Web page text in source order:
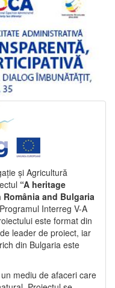
și Agricultură
“A heritage
and Bulgaria
Interreg V-A
este format din
leader de proiect, iar
din Bulgaria este
mediu de afaceri care